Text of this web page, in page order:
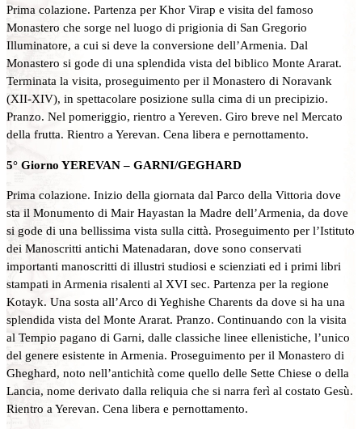
Prima colazione. Partenza per Khor Virap e visita del famoso
Monastero che sorge nel luogo di prigionia di San Gregorio
Illuminatore, a cui si deve la conversione dell’Armenia. Dal
Monastero si gode di una splendida vista del biblico Monte Ararat.
Terminata la visita, proseguimento per il Monastero di Noravank
(XII-XIV), in spettacolare posizione sulla cima di un precipizio.
Pranzo. Nel pomeriggio, rientro a Yereven. Giro breve nel Mercato
della frutta. Rientro a Yerevan. Cena libera e pernottamento.
5° Giorno YEREVAN – GARNI/GEGHARD
Prima colazione. Inizio della giornata dal Parco della Vittoria dove
sta il Monumento di Mair Hayastan la Madre dell’Armenia, da dove
si gode di una bellissima vista sulla città. Proseguimento per l’Istituto
dei Manoscritti antichi Matenadaran, dove sono conservati
importanti manoscritti di illustri studiosi e scienziati ed i primi libri
stampati in Armenia risalenti al XVI sec. Partenza per la regione
Kotayk. Una sosta all’Arco di Yeghishe Charents da dove si ha una
splendida vista del Monte Ararat. Pranzo. Continuando con la visita
al Tempio pagano di Garni, dalle classiche linee ellenistiche, l’unico
del genere esistente in Armenia. Proseguimento per il Monastero di
Gheghard, noto nell’antichità come quello delle Sette Chiese o della
Lancia, nome derivato dalla reliquia che si narra ferì al costato Gesù.
Rientro a Yerevan. Cena libera e pernottamento.